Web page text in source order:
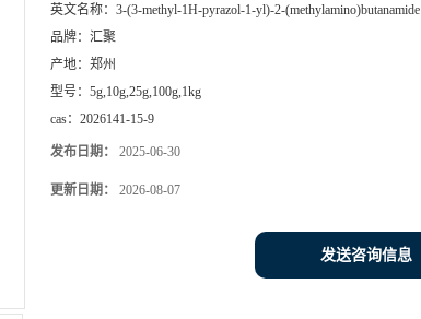
英文名称： 3-(3-methyl-1H-pyrazol-1-yl)-2-(methylamino)butanamide
品牌： 汇聚
产地： 郑州
型号： 5g,10g,25g,100g,1kg
cas： 2026141-15-9
发布日期： 2025-06-30
更新日期： 2026-08-07
发送咨询信息